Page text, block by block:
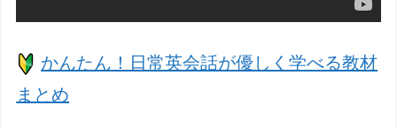
かんたん！日常英会話が優しく学べる教材
まとめ